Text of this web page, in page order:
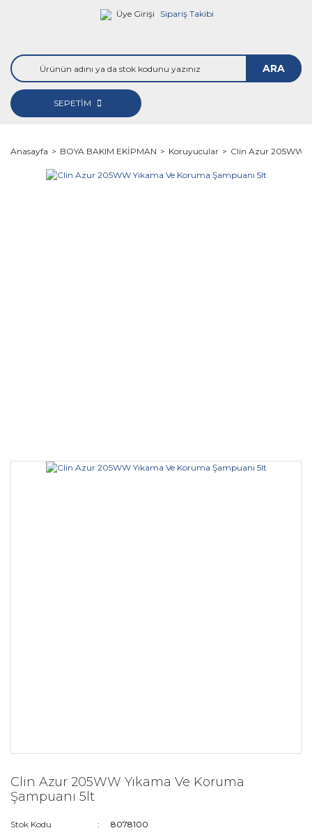
Üye Girişi Sipariş Takibi
ARA
SEPETİM
Anasayfa BOYA BAKIM EKİPMAN Koruyucular Clin Azur 205WW
Clin Azur 205WW Yıkama Ve Koruma
Şampuanı 5lt
Stok Kodu
8078100